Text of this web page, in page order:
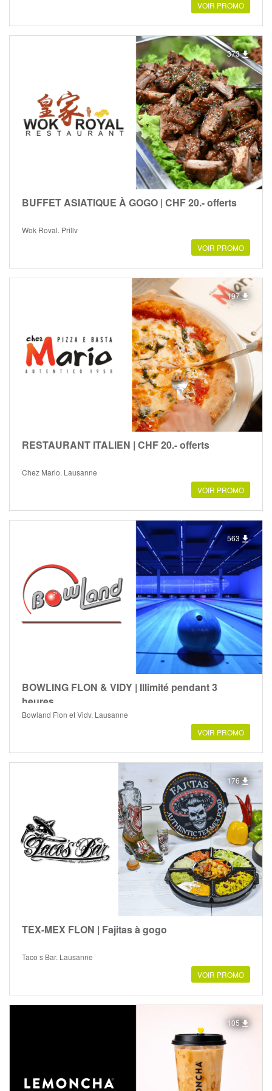
VOIR PROMO
373
BUFFET ASIATIQUE À GOGO | CHF 20.- offerts
Wok Royal, Prilly
VOIR PROMO
197
RESTAURANT ITALIEN | CHF 20.- offerts
Chez Mario, Lausanne
VOIR PROMO
563
BOWLING FLON & VIDY | Illimité pendant 3
heures
Bowland Flon et Vidy, Lausanne
VOIR PROMO
176
TEX-MEX FLON | Fajitas à gogo
Taco s Bar, Lausanne
VOIR PROMO
105